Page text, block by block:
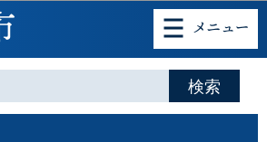
ページの本文へ移動